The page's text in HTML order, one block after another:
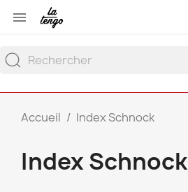

Accueil Index Schnock
Index Schnock